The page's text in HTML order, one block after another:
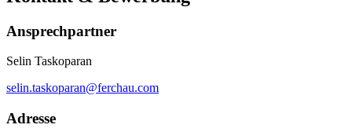
Ansprechpartner
Selin Taskoparan
selin.taskoparan@ferchau.com
Adresse